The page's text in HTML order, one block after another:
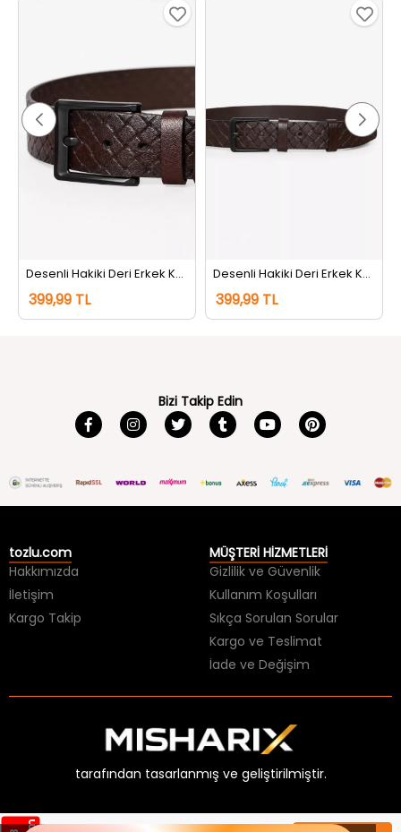
Desenli Hakiki Deri Erkek Kemer Kahve
399,99 TL
Desenli Hakiki Deri Erkek Kemer Kahve
399,99 TL
Bizi Takip Edin
tozlu.com
Hakkımızda
İletişim
Kargo Takip
MÜŞTERİ HİZMETLERİ
Gizlilik ve Güvenlik
Kullanım Koşulları
Sıkça Sorulan Sorular
Kargo ve Teslimat
İade ve Değişim
tarafından tasarlanmış ve geliştirilmiştir.